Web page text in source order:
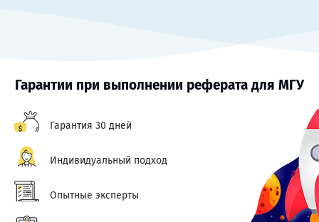
Гарантии при выполнении реферата для МГУ
Гарантия 30 дней
Индивидуальный подход
Опытные эксперты